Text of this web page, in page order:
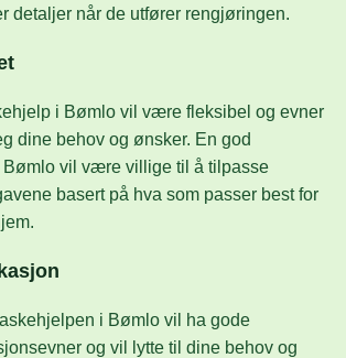
detaljer når de utfører rengjøringen.
i Bømlo vil være fleksibel og evner
dine behov og ønsker. En god
vil være villige til å tilpasse
basert på hva som passer best for
i Bømlo vil ha gode
og vil lytte til dine behov og